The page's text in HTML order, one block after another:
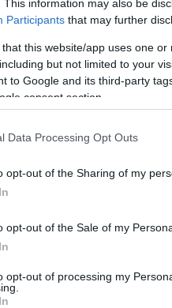
This information may also be
Participants that may further
that this website/app uses one
but not limited to your
to Google and its third-party
consent section.
Data Processing Opt Outs
opt-out of the Sharing of my
opt-out of the Sale of my
opt-out of processing my